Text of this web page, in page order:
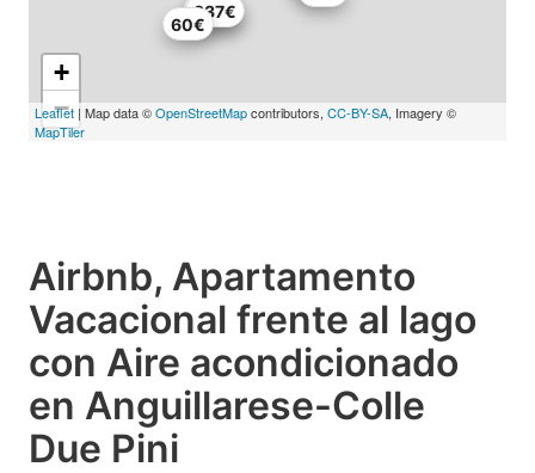
636€
60€
337€
+
−
Leaflet | Map data ©OpenStreetMapcontributors, CC-BY-SA, Imagery ©
MapTiler
Airbnb, Apartamento
Vacacional frente al lago
con Aire acondicionado
en Anguillarese-Colle
Due Pini